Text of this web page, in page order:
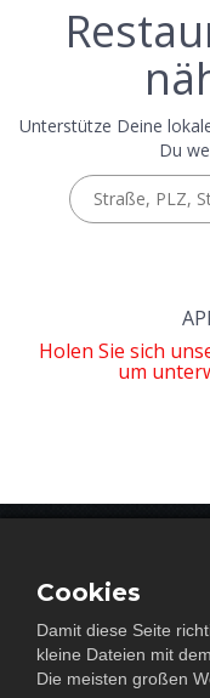
Unterstütze Deine
Du
Holen Sie sich
um
Cookies
Damit diese Seite
kleine Dateien mit
Die meisten großen